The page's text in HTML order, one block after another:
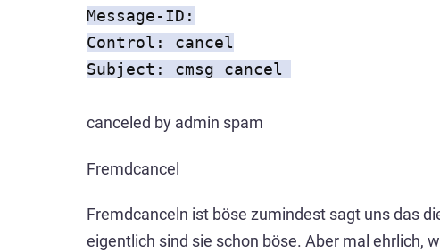
Message-ID:
Control: cancel
Subject: cmsg cancel
canceled by admin spam
Fremdcancel
Fremdcanceln ist böse zumindest sagt uns das
eigentlich sind sie schon böse. Aber mal ehrlich,